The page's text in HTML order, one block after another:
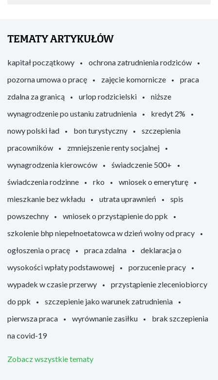
TEMATY ARTYKUŁÓW
kapitał początkowy
ochrona zatrudnienia rodziców
pozorna umowa o pracę
zajęcie komornicze
praca
zdalna za granicą
urlop rodzicielski
niższe
wynagrodzenie po ustaniu zatrudnienia
kredyt 2%
nowy polski ład
bon turystyczny
szczepienia
pracowników
zmniejszenie renty socjalnej
wynagrodzenia kierowców
świadczenie 500+
świadczenia rodzinne
rko
wniosek o emeryturę
mieszkanie bez wkładu
utrata uprawnień
spis
powszechny
wniosek o przystąpienie do ppk
szkolenie bhp niepełnoetatowca w dzień wolny od pracy
ogłoszenia o pracę
praca zdalna
deklaracja o
wysokości wpłaty podstawowej
porzucenie pracy
wypadek w czasie przerwy
przystąpienie zleceniobiorcy
do ppk
szczepienie jako warunek zatrudnienia
pierwsza praca
wyrównanie zasiłku
brak szczepienia
na covid-19
Zobacz wszystkie tematy